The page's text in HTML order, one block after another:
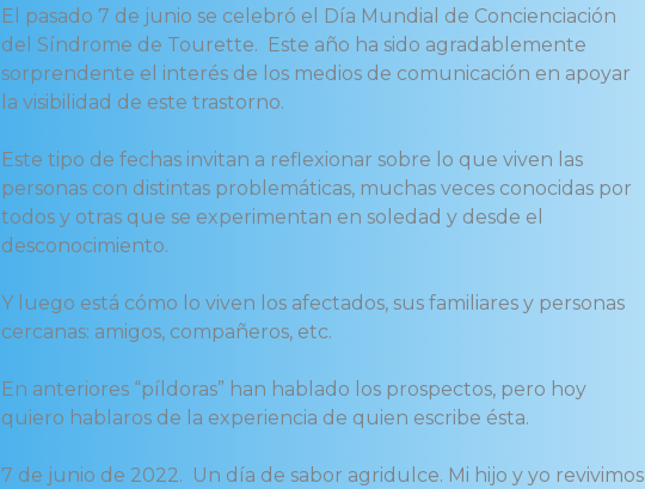
El pasado 7 de junio se celebró el Día Mundial de Concienciación
del Síndrome de Tourette. Este año ha sido agradablemente
sorprendente el interés de los medios de comunicación en apoyar
la visibilidad de este trastorno.
Este tipo de fechas invitan a reflexionar sobre lo que viven las
personas con distintas problemáticas, muchas veces conocidas por
todos y otras que se experimentan en soledad y desde el
desconocimiento.
Y luego está cómo lo viven los afectados, sus familiares y personas
cercanas: amigos, compañeros, etc.
En anteriores “píldoras” han hablado los prospectos, pero hoy
quiero hablaros de la experiencia de quien escribe ésta.
7 de junio de 2022. Un día de sabor agridulce. Mi hijo y yo revivimos